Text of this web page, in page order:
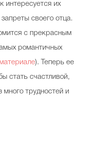
интересуется их
своего отца.
с прекрасным
романтичных
материале). Теперь ее
стать счастливой,
много трудностей и